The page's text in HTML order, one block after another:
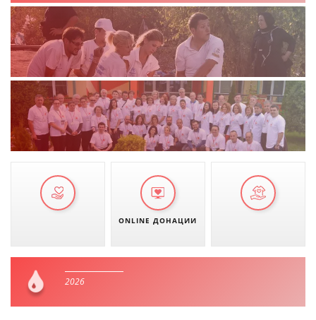
ДЕЈСТВУВАЊЕ
ПРИРАЧНИЦИ
СТРАТЕГИИ
БРОШУРИ
ONLINE ДОНАЦИИ
2026